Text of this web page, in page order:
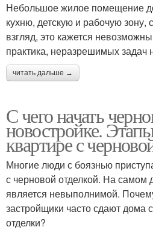
Небольшое жилое помещение
кухню, детскую и рабочую
взгляд, это кажется
практика, неразрешимых задач
читать дальше →
С чего начать
новостройке.
квартире с
Многие люди с боязнью
с черновой отделкой. На самом
является невыполнимой.
застройщики часто сдают дома
отделки?